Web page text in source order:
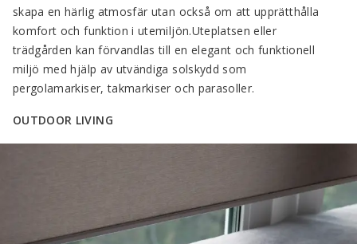
skapa en härlig atmosfär utan också om att upprätthålla
komfort och funktion i utemiljön.Uteplatsen eller
trädgården kan förvandlas till en elegant och funktionell
miljö med hjälp av utvändiga solskydd som
pergolamarkiser, takmarkiser och parasoller.
OUTDOOR LIVING